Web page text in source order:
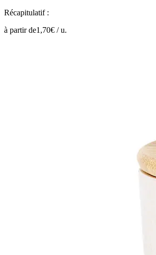
Récapitulatif :
à partir de1,70€ /u.